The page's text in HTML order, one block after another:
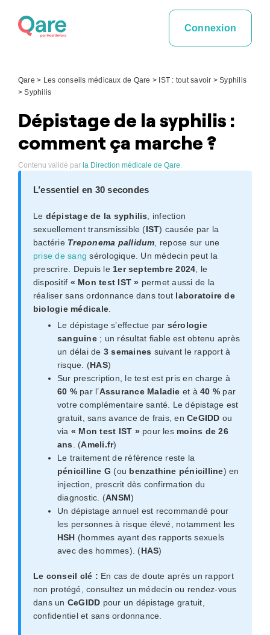
Connexion
Qare > Les conseils médicaux de Qare > IST : tout savoir >Syphilis
>Syphilis
Dépistage de la syphilis :
comment ça marche ?
Contenu validé par la Direction médicale de Qare.
L’essentiel en 30 secondes
Le dépistage de la syphilis , infection
sexuellement transmissible (IST) causée par la
bactérie Treponema pallidum , repose sur une
prise de sang sérologique. Un médecin peut la
prescrire. Depuis le 1er septembre 2024 , le
dispositif « Mon test IST » permet aussi de la
réaliser sans ordonnance dans tout laboratoire de
biologie médicale
Le dépistage s’effectue par sérologie
sanguine; un résultat fiable est obtenu après
un délai de 3 semaines suivant le rapport à
risque. (HAS)
Sur prescription, le test est pris en charge à
60 %par l’Assurance Maladie et à40 % par
votre complémentaire santé. Le dépistage est
gratuit, sans avance de frais, enCeGIDD ou
via « Mon test IST »pour les moins de 26
ans
. (Ameli.fr)
Le traitement de référence reste la
pénicilline G (ou benzathine pénicilline) en
injection, prescrit dès confirmation du
diagnostic. (ANSM)
Un dépistage annuel est recommandé pour
les personnes à risque élevé, notamment les
HSH (hommes ayant des rapports sexuels
avec des hommes). (HAS)
Le conseil clé : En cas de doute après un rapport
non protégé, consultez un médecin ou rendez-vous
dans un CeGIDD pour un dépistage gratuit,
confidentiel et sans ordonnance.